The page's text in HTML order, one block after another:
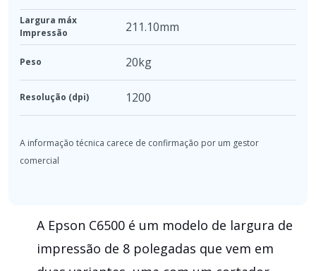
Largura máx
Impressão
211.10mm
Peso 20kg
Resolução (dpi) 1200
A Epson C6500 é um modelo de largura de
impressão de 8 polegadas que vem em